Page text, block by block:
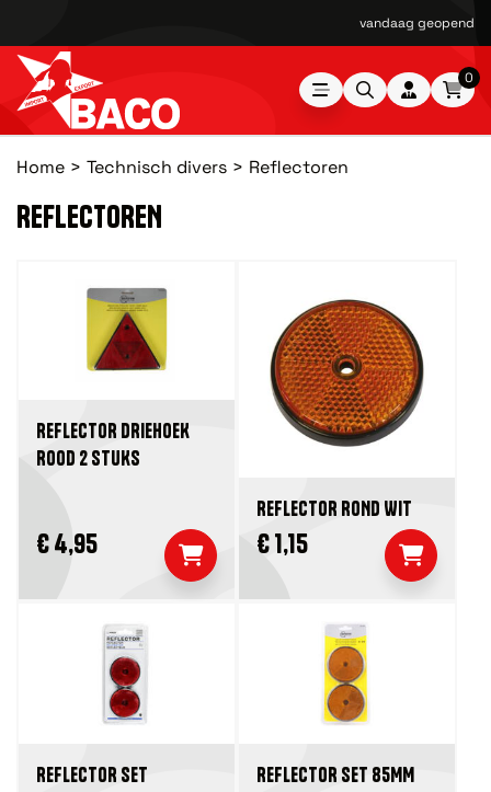
vandaag geopend
0
Home Technisch divers Reflectoren
REFLECTOREN
REFLECTOR DRIEHOEK
ROOD 2 STUKS
€ 4,95
REFLECTOR ROND WIT
€ 1,15
REFLECTOR SET REFLECTOR SET 85MM